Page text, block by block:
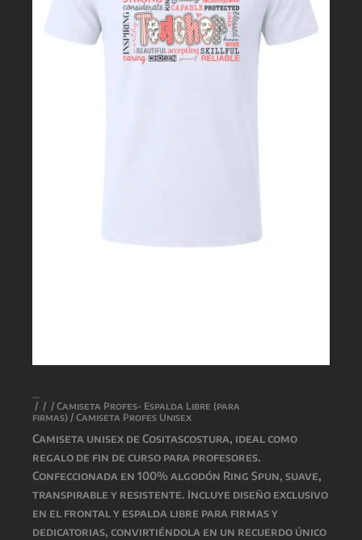
/ / / Camiseta Profes- Espalda Libre (para
firmas) / Camiseta Profes Unisex
Camiseta unisex de Cositascostura, ideal como
regalo de fin de curso para profesores.
Confeccionada en 100% algodón Ring Spun, suave,
transpirable y resistente. Incluye diseño exclusivo
en el frontal y espalda libre para firmas y
dedicatorias, convirtiéndola en un recuerdo único